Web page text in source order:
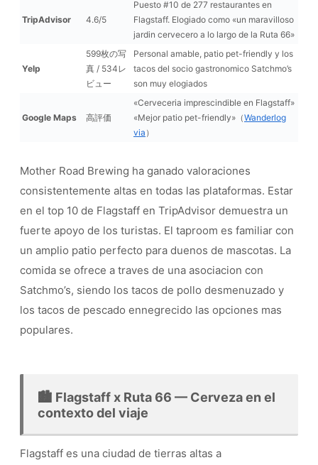
TripAdvisor 4.6/5
Puesto #10 de 277 restaurantes en
Flagstaff. Elogiado como «un maravilloso
jardin cervecero a lo largo de la Ruta 66»
Yelp
599枚の写
真 / 534レ
ビュー
Personal amable, patio pet-friendly y los
tacos del socio gastronomico Satchmo’s
son muy elogiados
Google Maps 高評価
«Cerveceria imprescindible en Flagstaff»
«Mejor patio pet-friendly»（Wanderlog
via ）
Mother Road Brewing ha ganado valoraciones
consistentemente altas en todas las plataformas. Estar
en el top 10 de Flagstaff en TripAdvisor demuestra un
fuerte apoyo de los turistas. El taproom es familiar con
un amplio patio perfecto para duenos de mascotas. La
comida se ofrece a traves de una asociacion con
Satchmo’s, siendo los tacos de pollo desmenuzado y
los tacos de pescado ennegrecido las opciones mas
populares.
🏙️ Flagstaff x Ruta 66 — Cerveza en el
contexto del viaje
Flagstaff es una ciudad de tierras altas a